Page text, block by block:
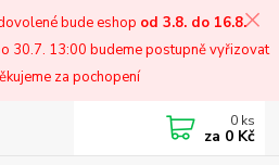
bude eshop od 3.8. do 16.8.
30.7. 13:00 budeme postupně vyřizovat
za pochopení
0 ks
za 0 Kč